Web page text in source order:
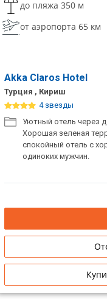
до пляжа 350 м
от аэропорта 65 км
Akka Claros Hotel
Турция , Кириш
4 звезды
Уютный отель через
Хорошая зеленая
спокойный отель с
одиноких мужчин.